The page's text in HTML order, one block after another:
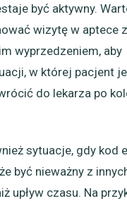
być aktywny.
wizytę w aptece z
wyprzedzeniem, aby
w której pacjent
do lekarza po
sytuacje, gdy kod
być nieważny z
upływ czasu. Na